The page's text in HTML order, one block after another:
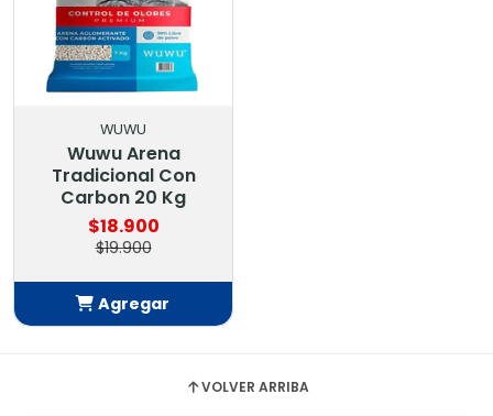
WUWU
Wuwu Arena
Tradicional Con
Carbon 20 Kg
$18.900
$19.900
Agregar
VOLVER ARRIBA